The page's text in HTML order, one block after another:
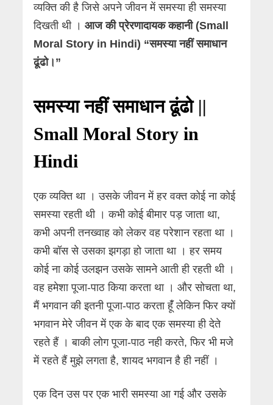
व्यक्ति की है जिसे अपने जीवन में समस्या ही समस्या
दिखती थी ।आज की प्रेरणादायक कहानी (Small
Moral Story in Hindi) “समस्या नहीं समाधान
ढूंढो।”
समस्या नहीं समाधान ढूंढो ||
Small Moral Story in
Hindi
एक व्यक्ति था । उसके जीवन में हर वक्त कोई ना कोई
समस्या रहती थी । कभी कोई बीमार पड़ जाता था,
कभी अपनी तनख्वाह को लेकर वह परेशान रहता था ।
कभी बॉस से उसका झगड़ा हो जाता था । हर समय
कोई ना कोई उलझन उसके सामने आती ही रहती थी ।
वह हमेशा पूजा-पाठ किया करता था । और सोचता था,
मैं भगवान की इतनी पूजा-पाठ करता हूंँ लेकिन फिर क्यों
भगवान मेरे जीवन में एक के बाद एक समस्या ही देते
रहते हैं । बाकी लोग पूजा-पाठ नही करते, फिर भी मजे
में रहते हैं मुझे लगता है, शायद भगवान है ही नहीं ।
एक दिन उस पर एक भारी समस्या आ गई और उसके